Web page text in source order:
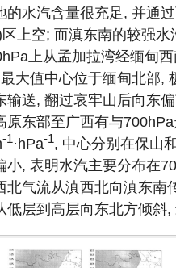
的水汽含量很充足, 并通
上空; 而滇东南的较强
上从孟加拉湾经缅甸
大值中心位于缅甸北部,
输送, 翻过哀牢山后向东
原东部至广西有与
-1·hPa-1, 中心分别在保山
小, 表明水汽主要分布在
北气流从滇西北向滇东南
低层到高层向东北方倾斜